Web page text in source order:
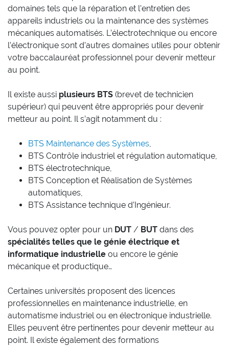
domaines tels que la réparation et l’entretien des
appareils industriels ou la maintenance des systèmes
mécaniques automatisés. L’électrotechnique ou encore
l’électronique sont d’autres domaines utiles pour obtenir
votre baccalauréat professionnel pour devenir metteur
au point.
Il existe aussi plusieurs BTS (brevet de technicien
supérieur) qui peuvent être appropriés pour devenir
metteur au point. Il s’agit notamment du :
BTS Maintenance des Systèmes,
BTS Contrôle industriel et régulation automatique,
BTS électrotechnique,
BTS Conception et Réalisation de Systèmes
automatiques,
BTS Assistance technique d’Ingénieur.
Vous pouvez opter pour un DUT / BUT dans des
spécialités telles que le génie électrique et
informatique industrielle ou encore le génie
mécanique et productique…
Certaines universités proposent des licences
professionnelles en maintenance industrielle, en
automatisme industriel ou en électronique industrielle.
Elles peuvent être pertinentes pour devenir metteur au
point. Il existe également des formations